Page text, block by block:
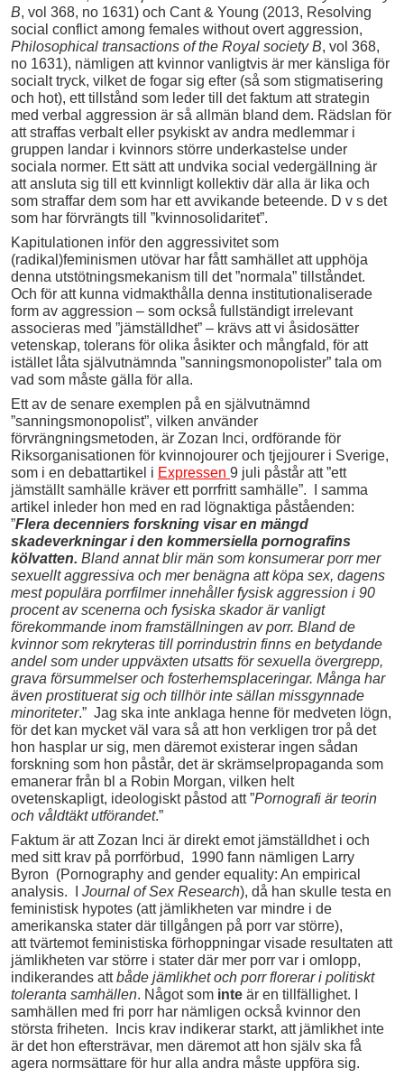
B, vol 368, no 1631) och Cant & Young (2013, Resolving
social conflict among females without overt aggression,
Philosophical transactions of the Royal society B, vol 368,
no 1631), nämligen att kvinnor vanligtvis är mer känsliga för
socialt tryck, vilket de fogar sig efter (så som stigmatisering
och hot), ett tillstånd som leder till det faktum att strategin
med verbal aggression är så allmän bland dem. Rädslan för
att straffas verbalt eller psykiskt av andra medlemmar i
gruppen landar i kvinnors större underkastelse under
sociala normer. Ett sätt att undvika social vedergällning är
att ansluta sig till ett kvinnligt kollektiv där alla är lika och
som straffar dem som har ett avvikande beteende. D v s det
som har förvrängts till ”kvinnosolidaritet”.
Kapitulationen inför den aggressivitet som
(radikal)feminismen utövar har fått samhället att upphöja
denna utstötningsmekanism till det ”normala” tillståndet.
Och för att kunna vidmakthålla denna institutionaliserade
form av aggression – som också fullständigt irrelevant
associeras med ”jämställdhet” – krävs att vi åsidosätter
vetenskap, tolerans för olika åsikter och mångfald, för att
istället låta självutnämnda ”sanningsmonopolister” tala om
vad som måste gälla för alla.
Ett av de senare exemplen på en självutnämnd
”sanningsmonopolist”, vilken använder
förvrängningsmetoden, är Zozan Inci, ordförande för
Riksorganisationen för kvinnojourer och tjejjourer i Sverige,
som i en debattartikel i Expressen 9 juli påstår att ”ett
jämställt samhälle kräver ett porrfritt samhälle”. I samma
artikel inleder hon med en rad lögnaktiga påståenden:
”Flera decenniers forskning visar en mängd
skadeverkningar i den kommersiella pornografins
kölvatten. Bland annat blir män som konsumerar porr mer
sexuellt aggressiva och mer benägna att köpa sex, dagens
mest populära porrfilmer innehåller fysisk aggression i 90
procent av scenerna och fysiska skador är vanligt
förekommande inom framställningen av porr. Bland de
kvinnor som rekryteras till porrindustrin finns en betydande
andel som under uppväxten utsatts för sexuella övergrepp,
grava försummelser och fosterhemsplaceringar. Många har
även prostituerat sig och tillhör inte sällan missgynnade
minoriteter.” Jag ska inte anklaga henne för medveten lögn,
för det kan mycket väl vara så att hon verkligen tror på det
hon hasplar ur sig, men däremot existerar ingen sådan
forskning som hon påstår, det är skrämselpropaganda som
emanerar från bl a Robin Morgan, vilken helt
ovetenskapligt, ideologiskt påstod att ”Pornografi är teorin
och våldtäkt utförandet.”
Faktum är att Zozan Inci är direkt emot jämställdhet i och
med sitt krav på porrförbud, 1990 fann nämligen Larry
Byron (Pornography and gender equality: An empirical
analysis. I Journal of Sex Research), då han skulle testa en
feministisk hypotes (att jämlikheten var mindre i de
amerikanska stater där tillgången på porr var större),
att tvärtemot feministiska förhoppningar visade resultaten att
jämlikheten var större i stater där mer porr var i omlopp,
indikerandes attbåde jämlikhet och porr florerar i politiskt
toleranta samhällen. Något som inte är en tillfällighet. I
samhällen med fri porr har nämligen också kvinnor den
största friheten. Incis krav indikerar starkt, att jämlikhet inte
är det hon eftersträvar, men däremot att hon själv ska få
agera normsättare för hur alla andra måste uppföra sig.